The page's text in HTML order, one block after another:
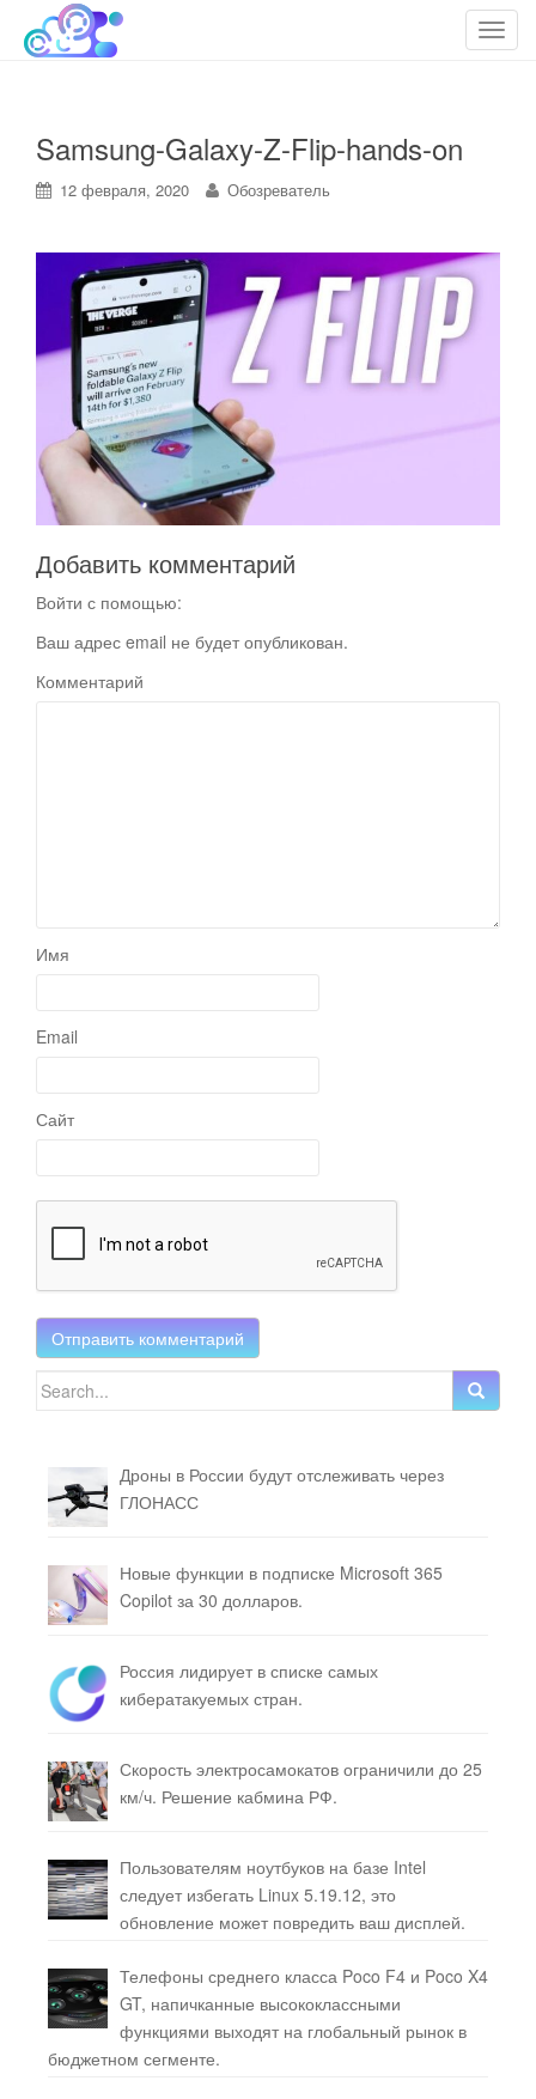
T
v
Облако технологий
cloudteh.ru
Samsung-Galaxy-Z-Flip-hands-on
12 февраля, 2020 Обозреватель
Добавить комментарий
Войти с помощью:
Ваш адрес email не будет опубликован.
Комментарий
Имя
Email
Сайт
Search for:
Дроны в России будут отслеживать через
ГЛОНАСС
Новые функции в подписке Microsoft 365
Copilot за 30 долларов.
Россия лидирует в списке самых
кибератакуемых стран.
Скорость электросамокатов ограничили до 25
км/ч. Решение кабмина РФ.
Пользователям ноутбуков на базе Intel
следует избегать Linux 5.19.12, это
обновление может повредить ваш дисплей.
Телефоны среднего класса Poco F4 и Poco X4
GT, напичканные высококлассными
функциями выходят на глобальный рынок в
бюджетном сегменте.